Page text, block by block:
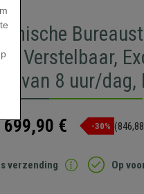
Verstelbaar,
van 8 uur/
699,90 € -30%
verzending Op